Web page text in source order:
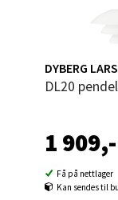
DYBERG
DL20
1 909,-
Få på nettlager
Kan sendes til